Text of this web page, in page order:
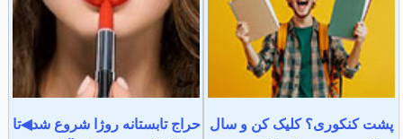
پشت کنکوری؟ کلیک کن و سال
حراج تابستانه روژا شروع شد◀تا